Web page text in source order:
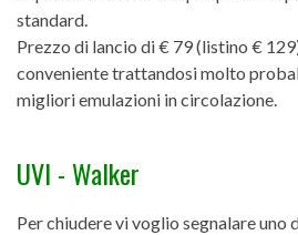
standard.
Prezzo di lancio di € 79 (listino €
conveniente trattandosi molto
migliori emulazioni in circolazione.
UVI - Walker
Per chiudere vi voglio segnalare uno